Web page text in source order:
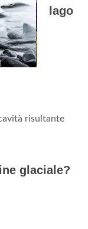
lago
risultante
glaciale?